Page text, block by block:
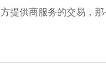
提供商服务的交易，